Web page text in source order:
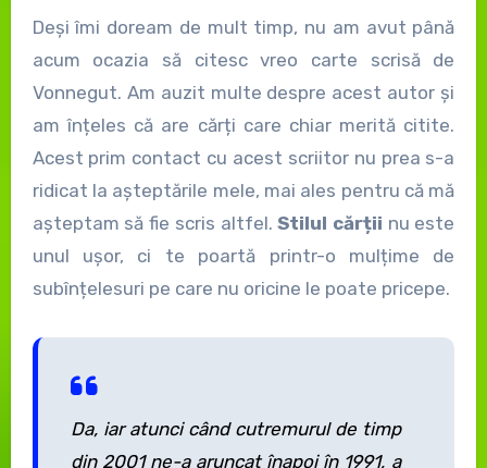
Deși îmi doream de mult timp, nu am avut până
acum ocazia să citesc vreo carte scrisă de
Vonnegut. Am auzit multe despre acest autor și
am înțeles că are cărți care chiar merită citite.
Acest prim contact cu acest scriitor nu prea s-a
ridicat la așteptările mele, mai ales pentru că mă
așteptam să fie scris altfel.Stilul cărții nu este
unul ușor, ci te poartă printr-o mulțime de
subînțelesuri pe care nu oricine le poate pricepe.
Da, iar atunci când cutremurul de timp
din 2001 ne-a aruncat înapoi în 1991, a